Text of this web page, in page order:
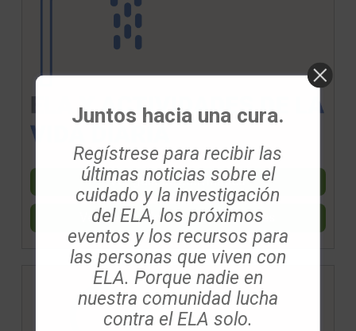
Ver guía de actividades
Ver seminario web de actividades
Juntos hacia una cura.
Regístrese para recibir las
últimas noticias sobre el
cuidado y la investigación
del ELA, los próximos
eventos y los recursos para
las personas que viven con
ELA. Porque nadie en
nuestra comunidad lucha
contra el ELA solo.